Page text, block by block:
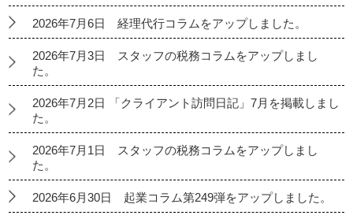
2026年7月6日 経理代行コラムをアップしました。
2026年7月3日 スタッフの税務コラムをアップしまし
た。
2026年7月2日 「クライアント訪問日記」7月を掲載しまし
た。
2026年7月1日 スタッフの税務コラムをアップしまし
た。
2026年6月30日 起業コラム第249弾をアップしました。